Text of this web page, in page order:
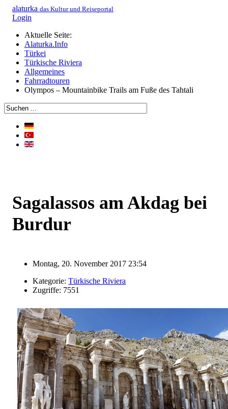
alaturka das Kultur und Reiseportal
Login
Aktuelle Seite:
Alaturka.Info
Türkei
Türkische Riviera
Allgemeines
Fahrradtouren
Olympos – Mountainbike Trails am Fuße des Tahtali
Sagalassos am Akdag bei
Burdur
Montag, 20. November 2017 23:54
Kategorie: Türkische Riviera
Zugriffe: 7551